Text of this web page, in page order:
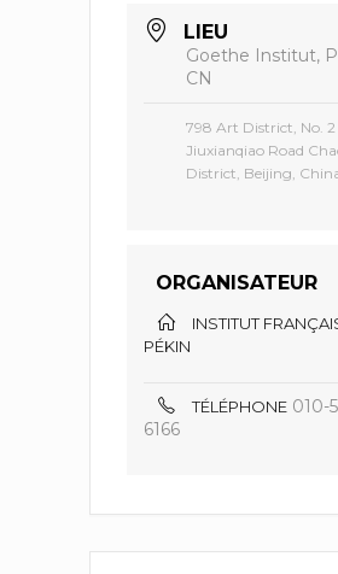
LIEU
Goethe Institut,
CN
798 Art District, No. 2
Jiuxianqiao Road
District, Beijing,
ORGANISATEUR
INSTITUT
PÉKIN
TÉLÉPHONE 010-
6166